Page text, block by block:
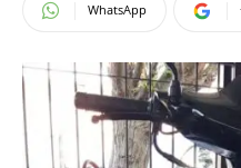
WhatsApp